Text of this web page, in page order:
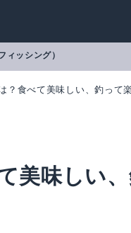
ィッシング）
？食べて美味しい、釣って
美味しい